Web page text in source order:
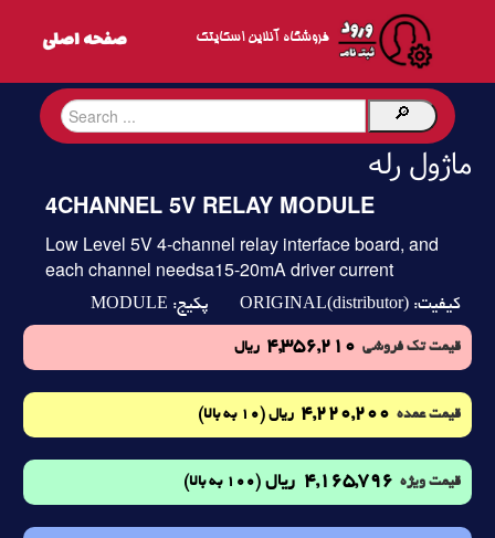
فروشگاه آنلاین اسکایتک
ماژول رله
4CHANNEL 5V RELAY MODULE
Low Level 5V 4-channel relay interface board, and
each channel needsa15-20mA driver current
کیفیت: ORIGINAL(distributor) پکیج: MODULE
قیمت تک فروشی 4,356,210 ریال
قیمت عمده 4,220,200 ریال (10 به بالا)
قیمت ویژه 4,165,796 ریال (100 به بالا)